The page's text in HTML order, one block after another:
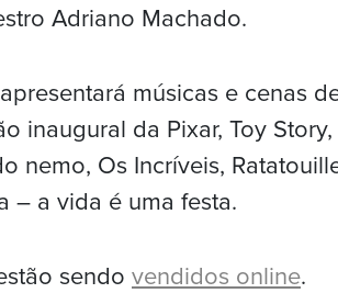
Adriano Machado.
músicas e cenas
inaugural da Pixar, Toy
nemo, Os Incríveis,
– a vida é uma festa.
sendo vendidos online.